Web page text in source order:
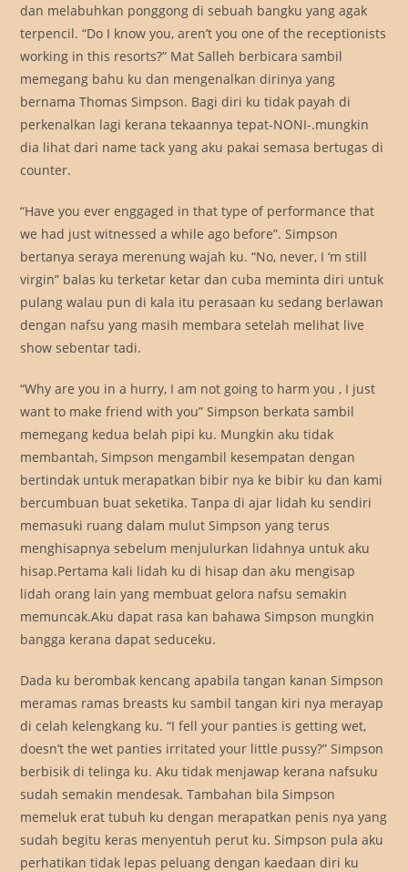
dan melabuhkan ponggong di sebuah bangku yang agak
terpencil. “Do I know you, aren’t you one of the receptionists
working in this resorts?” Mat Salleh berbicara sambil
memegang bahu ku dan mengenalkan dirinya yang
bernama Thomas Simpson. Bagi diri ku tidak payah di
perkenalkan lagi kerana tekaannya tepat-NONI-.mungkin
dia lihat dari name tack yang aku pakai semasa bertugas di
counter.
“Have you ever enggaged in that type of performance that
we had just witnessed a while ago before”. Simpson
bertanya seraya merenung wajah ku. “No, never, I ‘m still
virgin” balas ku terketar ketar dan cuba meminta diri untuk
pulang walau pun di kala itu perasaan ku sedang berlawan
dengan nafsu yang masih membara setelah melihat live
show sebentar tadi.
“Why are you in a hurry, I am not going to harm you , I just
want to make friend with you” Simpson berkata sambil
memegang kedua belah pipi ku. Mungkin aku tidak
membantah, Simpson mengambil kesempatan dengan
bertindak untuk merapatkan bibir nya ke bibir ku dan kami
bercumbuan buat seketika. Tanpa di ajar lidah ku sendiri
memasuki ruang dalam mulut Simpson yang terus
menghisapnya sebelum menjulurkan lidahnya untuk aku
hisap.Pertama kali lidah ku di hisap dan aku mengisap
lidah orang lain yang membuat gelora nafsu semakin
memuncak.Aku dapat rasa kan bahawa Simpson mungkin
bangga kerana dapat seduceku.
Dada ku berombak kencang apabila tangan kanan Simpson
meramas ramas breasts ku sambil tangan kiri nya merayap
di celah kelengkang ku. “I fell your panties is getting wet,
doesn’t the wet panties irritated your little pussy?” Simpson
berbisik di telinga ku. Aku tidak menjawap kerana nafsuku
sudah semakin mendesak. Tambahan bila Simpson
memeluk erat tubuh ku dengan merapatkan penis nya yang
sudah begitu keras menyentuh perut ku. Simpson pula aku
perhatikan tidak lepas peluang dengan kaedaan diri ku